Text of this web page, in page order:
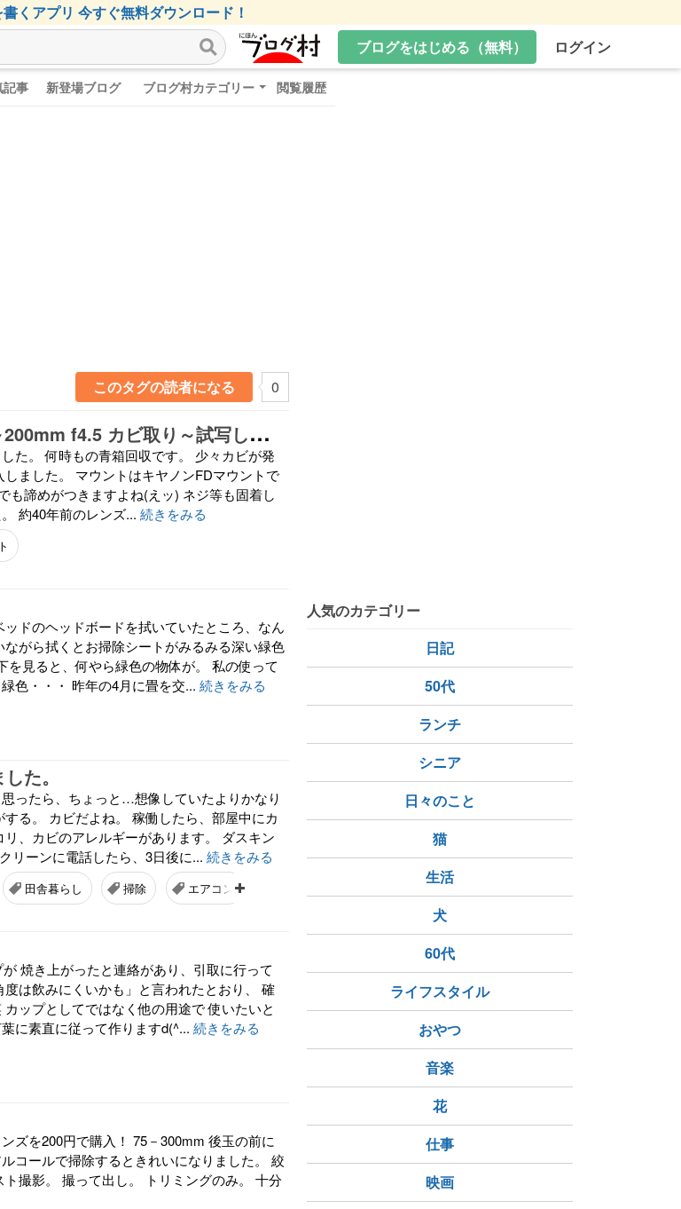
くアプリ 今すぐ無料ダウンロード！
ブログをはじめる（無料）
ログイン
記事 新登場ブログ ブログ村カテゴリー 閲覧履歴
このタグの読者になる 0
ジ
ャンクレンズ:Tokina 80～200mm f4.5 カビ取り～試写しました
た。 何時もの青箱回収です。 少々カビが発
ました。 マウントはキヤノンFDマウントで
も諦めがつきますよね(えッ) ネジ等も固着し
約40年前のレンズ... 続きをみる
ドのヘッドボードを拭いていたところ、なん
がら拭くとお掃除シートがみるみる深い緑色
見ると、何やら緑色の物体が。 私の使って
色・・・ 昨年の4月に畳を交... 続きをみる
た。
ったら、ちょっと…想像していたよりかなり
る。 カビだよね。 稼働したら、部屋中にカ
、カビのアレルギーがあります。 ダスキン
リーンに電話したら、3日後に... 続きをみる
田舎暮らし 掃除 エアコン
焼き上がったと連絡があり、引取に行って
は飲みにくいかも」と言われたとおり、 確
ップとしてではなく他の用途で 使いたいと
に素直に従って作りますd(^... 続きをみる
ズを200円で購入！ 75－300mm 後玉の前に
コールで掃除するときれいになりました。 絞
撮影。 撮って出し。 トリミングのみ。 十分
人気のカテゴリー
日記
50代
ランチ
シニア
日々のこと
猫
生活
犬
60代
ライフスタイル
おやつ
音楽
花
仕事
映画